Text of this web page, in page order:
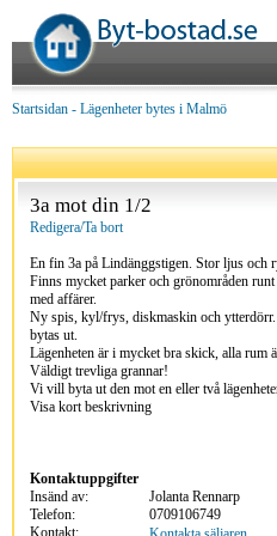
Startsidan - Lägenheter bytes i Malmö
3a mot din 1/2
Redigera/Ta bort
En fin 3a på Lindänggstigen. Stor ljus och
Finns mycket parker och grönområden
med affärer.
Ny spis, kyl/frys, diskmaskin och
bytas ut.
Lägenheten är i mycket bra skick, alla rum
Väldigt trevliga grannar!
Vi vill byta ut den mot en eller två
Visa kort beskrivning
Kontaktuppgifter
Insänd av:
Jolanta Rennarp
Telefon:
0709106749
Kontakt: